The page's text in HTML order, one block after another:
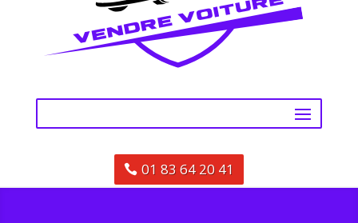
01 83 64 20 41